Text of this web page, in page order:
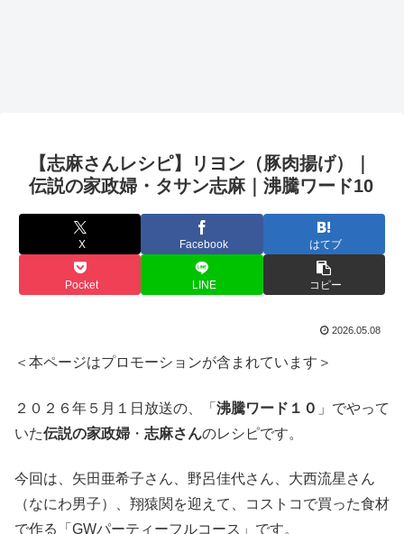
【志麻さんレシピ】リヨン（豚肉揚げ）｜
伝説の家政婦・タサン志麻｜沸騰ワード10
X Facebook はてブ
Pocket LINE コピー
2026.05.08
＜本ページはプロモーションが含まれています＞
２０２６年５月１日放送の、「 沸騰ワード１０ 」でやって
いた伝説の家政婦 ・ 志麻さんのレシピです。
今回は、矢田亜希子さん、野呂佳代さん、大西流星さん
（なにわ男子）、翔猿関を迎えて、コストコで買った食材
で作る「GWパーティーフルコース」です。